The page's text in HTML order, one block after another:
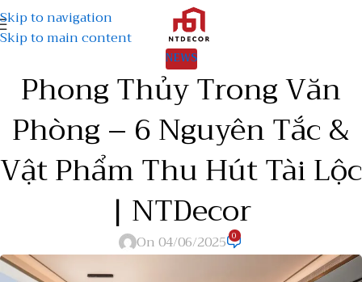
Skip to navigation
Skip to main content
NEWS
Phong Thủy Trong Văn
Phòng – 6 Nguyên Tắc &
Vật Phẩm Thu Hút Tài Lộc
| NTDecor
On 04/06/2025 0